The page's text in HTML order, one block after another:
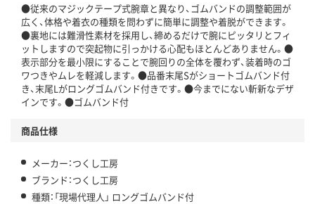
●従来のマジックテープ式腕章と異なり、ゴムバンドの調整範囲が
広く、体格や着衣の種類を問わずに簡単に調整や着脱ができます。
●裏地には難滑性素材を採用し、締めるだけで腕にピッタリとフィ
ットしますので突起物に引っかける心配もほとんどありません。●
表示部分を最小限にすることで腕回りの全体を覆わず、装着時のゴ
ワつきやムレを軽減します。●品番末尾Sがショートゴムバンド付
き、末尾Lがロングゴムバンド付きです。●今までにない斬新なデザ
インです。●ゴムバンド付
商品仕様
メーカー：つくし工房
ブランド：つくし工房
種類：「現場代理人」 ロングゴムバンド付